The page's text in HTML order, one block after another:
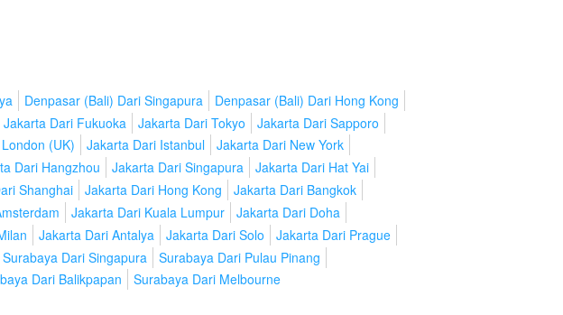
Denpasar (Bali) Dari Singapura
Denpasar (Bali) Dari Hong Kong
Jakarta Dari Fukuoka Jakarta Dari Tokyo
Jakarta Dari Sapporo
(UK) Jakarta Dari Istanbul
Jakarta Dari New York
Dari Hangzhou Jakarta Dari Singapura
Jakarta Dari Hat Yai
Shanghai Jakarta Dari Hong Kong
Jakarta Dari Bangkok
Jakarta Dari Kuala Lumpur
Jakarta Dari Doha
Jakarta Dari Antalya Jakarta Dari Solo
Jakarta Dari Prague
Surabaya Dari Singapura
Surabaya Dari Pulau Pinang
Dari Balikpapan Surabaya Dari Melbourne